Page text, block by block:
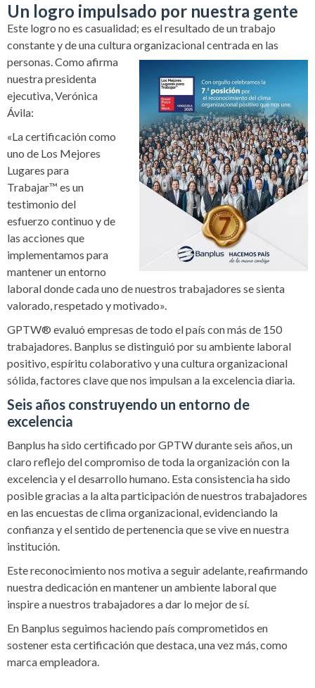
Un logro impulsado por nuestra gente
Este logro no es casualidad; es el resultado de un trabajo
constante y de una cultura organizacional centrada en las
personas. Como afirma
nuestra presidenta
ejecutiva, Verónica
Ávila:
«La certificación como
uno de Los Mejores
Lugares para
Trabajar™ es un
testimonio del
esfuerzo continuo y de
las acciones que
implementamos para
mantener un entorno
laboral donde cada uno de nuestros trabajadores se sienta
valorado, respetado y motivado».
GPTW® evaluó empresas de todo el país con más de 150
trabajadores. Banplus se distinguió por su ambiente laboral
positivo, espíritu colaborativo y una cultura organizacional
sólida, factores clave que nos impulsan a la excelencia diaria.
Seis años construyendo un entorno de
excelencia
Banplus ha sido certificado por GPTW durante seis años, un
claro reflejo del compromiso de toda la organización con la
excelencia y el desarrollo humano. Esta consistencia ha sido
posible gracias a la alta participación de nuestros trabajadores
en las encuestas de clima organizacional, evidenciando la
confianza y el sentido de pertenencia que se vive en nuestra
institución.
Este reconocimiento nos motiva a seguir adelante, reafirmando
nuestra dedicación en mantener un ambiente laboral que
inspire a nuestros trabajadores a dar lo mejor de sí.
En Banplus seguimos haciendo país comprometidos en
sostener esta certificación que destaca, una vez más, como
marca empleadora.